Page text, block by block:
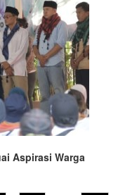
Aspirasi Warga